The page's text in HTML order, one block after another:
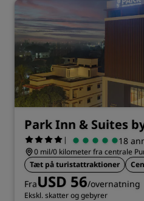
Park Inn & Suites
| 18
0 mil/0 kilometer fra centrale
Tæt på turistattraktioner
FraUSD 56/overnatning
Ekskl. skatter og gebyrer